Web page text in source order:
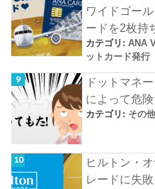
ワイドゴー
ードを2枚持
カテゴリ:ANA
ットカード発行
ドットマネ
によって危険
カテゴリ: その
ヒルトン・
レードに失